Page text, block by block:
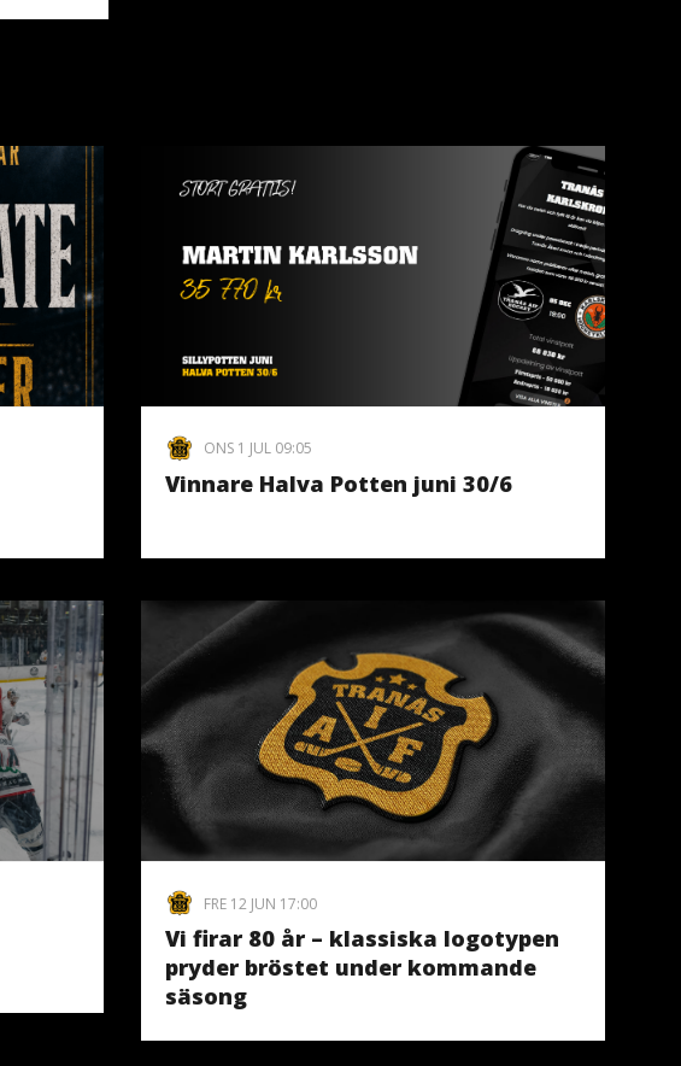
ONS 1 JUL 09:05
Vinnare Halva Potten juni 30/6
FRE 12 JUN 17:00
Vi firar 80 år – klassiska logotypen
pryder bröstet under kommande
säsong